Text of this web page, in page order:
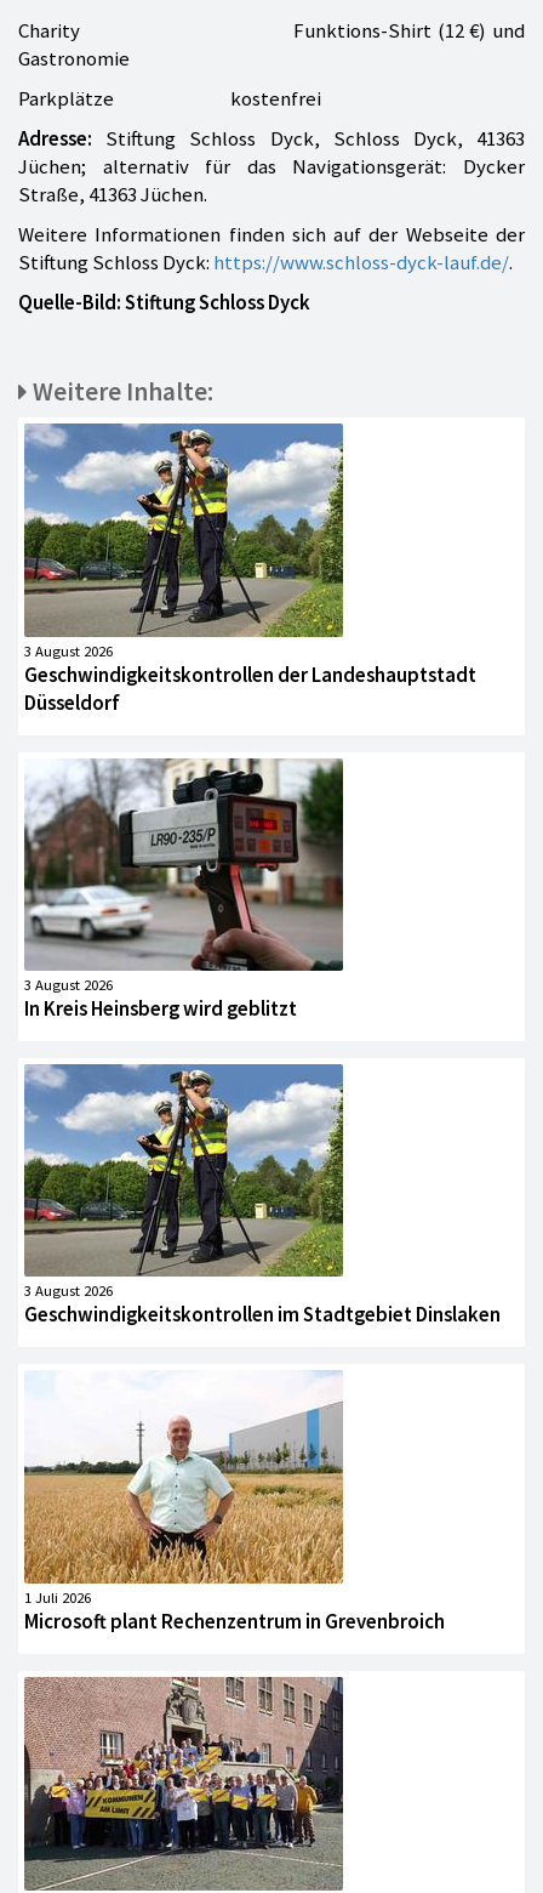
Charity Funktions-Shirt (12 €) und
Gastronomie
Parkplätze kostenfrei
Adresse: Stiftung Schloss Dyck, Schloss Dyck, 41363
Jüchen; alternativ für das Navigationsgerät: Dycker
Straße, 41363 Jüchen.
Weitere Informationen finden sich auf der Webseite der
Stiftung Schloss Dyck: https://www.schloss-dyck-lauf.de/.
Quelle-Bild: Stiftung Schloss Dyck
Weitere Inhalte:
3 August 2026
Geschwindigkeitskontrollen der Landeshauptstadt
Düsseldorf
3 August 2026
In Kreis Heinsberg wird geblitzt
3 August 2026
Geschwindigkeitskontrollen im Stadtgebiet Dinslaken
1 Juli 2026
Microsoft plant Rechenzentrum in Grevenbroich